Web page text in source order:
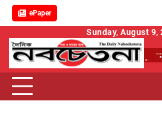
ePaper
content
Sunday, August 9,